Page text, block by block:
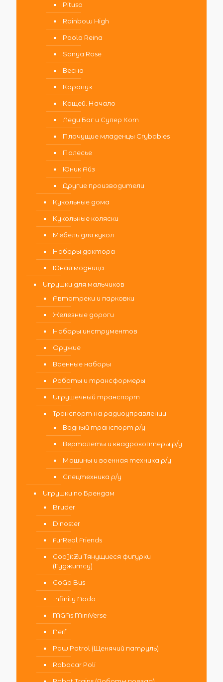
Pituso
Rainbow High
Paola Reina
Sonya Rose
Весна
Карапуз
Кощей. Начало
Леди Баг и Супер Кот
Плачущие младенцы Crybabies
Полесье
Юник Айз
Другие производители
Кукольные дома
Кукольные коляски
Мебель для кукол
Наборы доктора
Юная модница
Игрушки для мальчиков
Автотреки и парковки
Железные дороги
Наборы инструментов
Оружие
Военные наборы
Роботы и трансформеры
Игрушечный транспорт
Транспорт на радиоуправлении
Водный транспорт р/у
Вертолеты и квадрокоптеры р/у
Машины и военная техника р/у
Спецтехника р/у
Игрушки по Брендам
Bruder
Dinoster
FurReal Friends
GooJitZu Тянущиеся фигурки
(Гуджитсу)
GoGo Bus
Infinity Nado
MGAs MiniVerse
Nerf
Paw Patrol (Щенячий патруль)
Robocar Poli